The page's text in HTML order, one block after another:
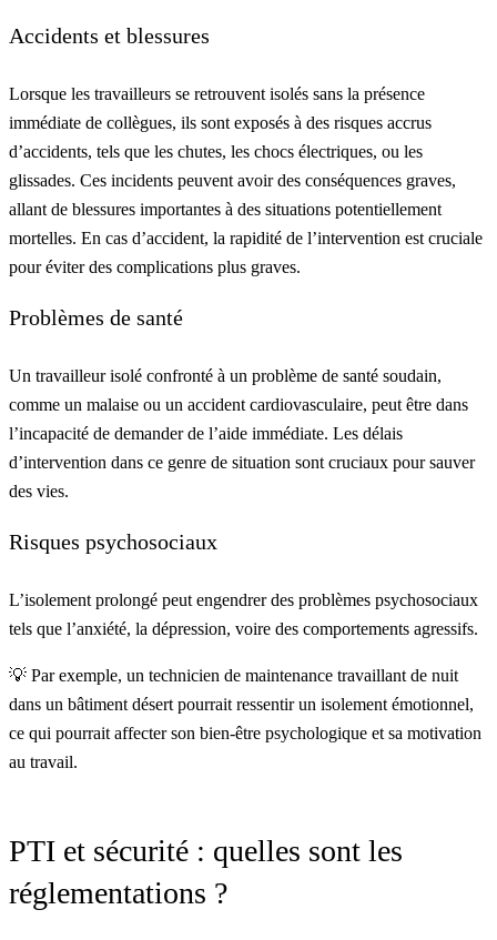
Accidents et blessures
Lorsque les travailleurs se retrouvent isolés sans la présence
immédiate de collègues, ils sont exposés à des risques accrus
d’accidents, tels que les chutes, les chocs électriques, ou les
glissades. Ces incidents peuvent avoir des conséquences graves,
allant de blessures importantes à des situations potentiellement
mortelles. En cas d’accident, la rapidité de l’intervention est cruciale
pour éviter des complications plus graves.
Problèmes de santé
Un travailleur isolé confronté à un problème de santé soudain,
comme un malaise ou un accident cardiovasculaire, peut être dans
l’incapacité de demander de l’aide immédiate. Les délais
d’intervention dans ce genre de situation sont cruciaux pour sauver
des vies.
Risques psychosociaux
L’isolement prolongé peut engendrer des problèmes psychosociaux
tels que l’anxiété, la dépression, voire des comportements agressifs.
💡 Par exemple, un technicien de maintenance travaillant de nuit
dans un bâtiment désert pourrait ressentir un isolement émotionnel,
ce qui pourrait affecter son bien-être psychologique et sa motivation
au travail.
PTI et sécurité : quelles sont les
réglementations ?